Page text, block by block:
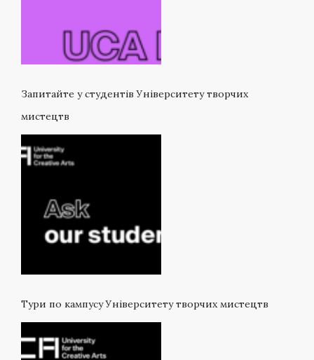
Запитайте у студентів Університету творчих
мистецтв
Тури по кампусу Університету творчих мистецтв